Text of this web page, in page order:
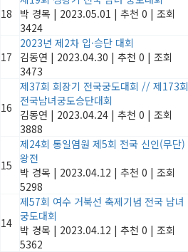
18
박 경목 | 2023.05.01 | 추천 0 | 조회
3424
17
2023년 제2차 입·승단 대회
김동연 | 2023.04.30 | 추천 0 | 조회
3473
16
제37회 회장기 전국궁도대회 // 제173회
전국남녀궁도승단대회
김동연 | 2023.04.24 | 추천 0 | 조회
3888
15
제24회 통일염원 제5회 전국 신인(무단)
왕전
박 경목 | 2023.04.12 | 추천 0 | 조회
5298
14
제57회 여수 거북선 축제기념 전국 남녀
궁도대회
박 경목 | 2023.04.12 | 추천 0 | 조회
5362